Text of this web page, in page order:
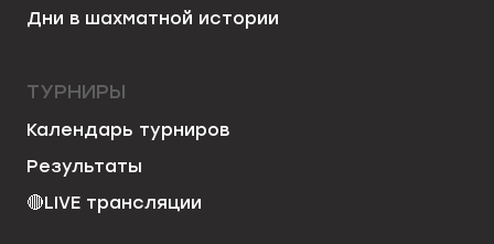
Дни в шахматной истории
ТУРНИРЫ
Календарь турниров
Результаты
🔴LIVE трансляции